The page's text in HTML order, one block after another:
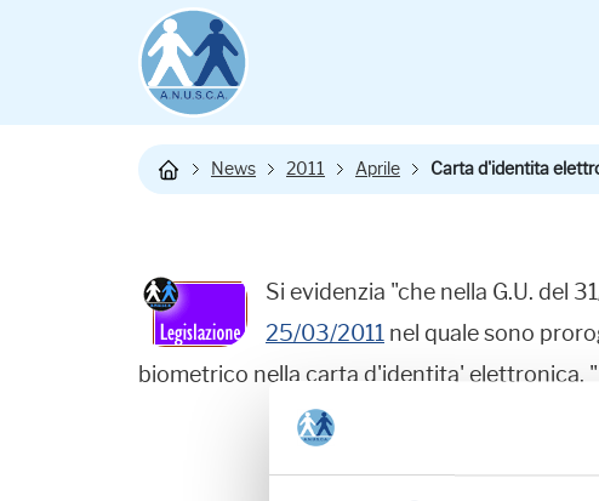
News 2011 Aprile Carta d'identita
Si evidenzia "che nella G.U. del
25/03/2011 nel quale sono
biometrico nella carta d'identita' elettronica. "